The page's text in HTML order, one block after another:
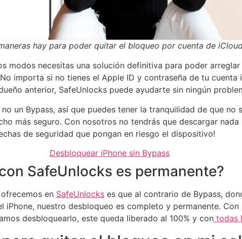
hay para poder quitar el bloqueo por cuenta de
modos necesitas una solución definitiva para poder
importa si no tienes el Apple ID y contraseña de tu cuenta
anterior, SafeUnlocks puede ayudarte sin ningún
un Bypass, así que puedes tener la tranquilidad de que no
más seguro. Con nosotros no tendrás que descargar
de seguridad que pongan en riesgo el dispositivo!
Desbloquear iPhone sin Bypass
SafeUnlocks es permanente?
en SafeUnlocks es que al contrario de Bypass,
nuestro desbloqueo es completo y permanente.
desbloquearlo, este queda liberado al 100% y con todas